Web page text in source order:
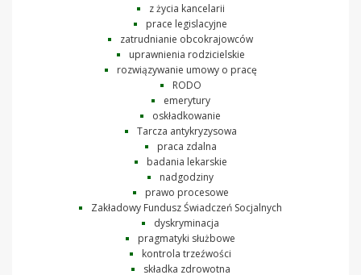
z życia kancelarii
prace legislacyjne
zatrudnianie obcokrajowców
uprawnienia rodzicielskie
rozwiązywanie umowy o pracę
RODO
emerytury
oskładkowanie
Tarcza antykryzysowa
praca zdalna
badania lekarskie
nadgodziny
prawo procesowe
Zakładowy Fundusz Świadczeń Socjalnych
dyskryminacja
pragmatyki służbowe
kontrola trzeźwości
składka zdrowotna